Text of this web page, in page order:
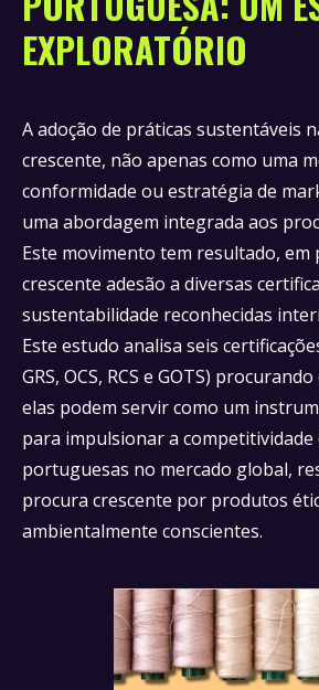
EXPLORATÓRIO
A adoção de práticas sustentáveis
crescente, não apenas como uma
conformidade ou estratégia de
uma abordagem integrada aos
Este movimento tem resultado, em
crescente adesão a diversas
sustentabilidade reconhecidas
Este estudo analisa seis
GRS, OCS, RCS e GOTS)
elas podem servir como um
para impulsionar a competitividade
portuguesas no mercado global,
procura crescente por produtos
ambientalmente conscientes.